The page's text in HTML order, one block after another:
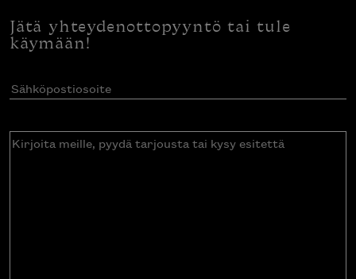
Jätä yhteydenottopyyntö tai tule
käymään!
Sähköpostiosoite(Pakollinen)
Kirjoita